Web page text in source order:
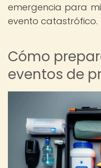
emergencia para
evento catastrófico.
Cómo
eventos de